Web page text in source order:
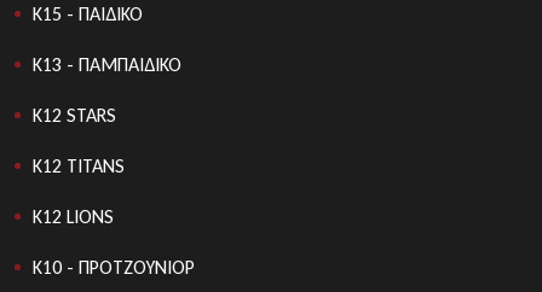
K15 - ΠΑΙΔΙΚΟ
K13 - ΠΑΜΠΑΙΔΙΚΟ
Κ12 STARS
K12 TITANS
Κ12 LIONS
K10 - ΠΡΟΤΖΟΥΝΙΟΡ